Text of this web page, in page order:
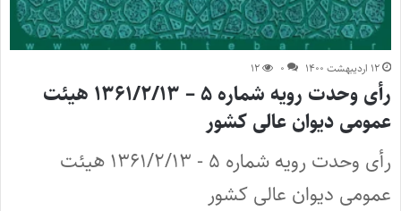
۱۲ اردیبهشت ۱۴۰۰ ۰ ۱۲
رأی وحدت رویه شماره ۵ – ۱۳۶۱/۲/۱۳ هیئت
عمومی دیوان عالی کشور
رأی وحدت رویه شماره ۵ - ۱۳۶۱/۲/۱۳ هیئت
عمومی دیوان عالی کشور